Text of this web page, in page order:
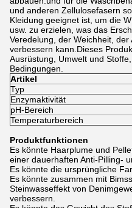
und anderen Zellulosefasern
Kleidung geeignet ist, um die
usw. zu erzielen, was das
Veredelung, der Weichheit, der
verbessern kann.Dieses
Ausrüstung, Umwelt und
Bedingungen.
Artikel
Typ
Enzymaktivität
pH-Bereich
Temperaturbereich
Produktfunktionen
Es könnte Haarplume und
einer dauerhaften Anti-Pilling-
Es könnte die ursprüngliche
Es könnte zusammen mit
Steinwasseffekt von
verbessern.